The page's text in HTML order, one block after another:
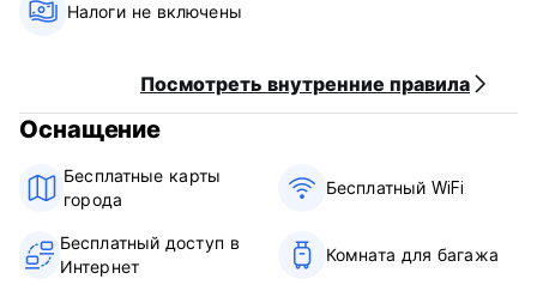
Налоги не включены
Посмотреть внутренние правила
Оснащение
Бесплатные карты
города
Бесплатный WiFi
Бесплатный доступ в
Интернет
Комната для багажа